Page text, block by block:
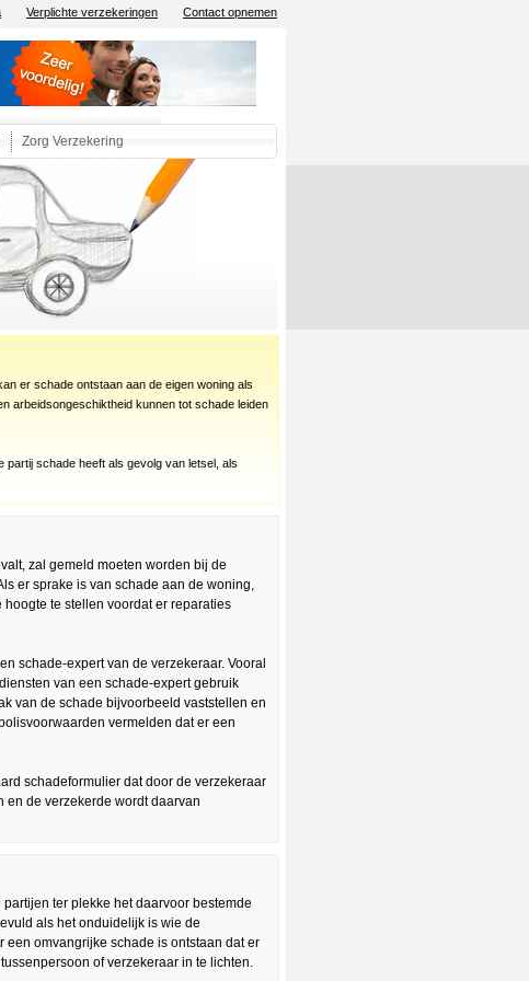
Verplichte verzekeringen Contact opnemen
Zorg Verzekering
er schade ontstaan aan de eigen woning als
arbeidsongeschiktheid kunnen tot schade leiden
schade heeft als gevolg van letsel, als
zal gemeld moeten worden bij de
er sprake is van schade aan de woning,
te stellen voordat er reparaties
schade-expert van de verzekeraar. Vooral
van een schade-expert gebruik
van de schade bijvoorbeeld vaststellen en
vermelden dat er een
schadeformulier dat door de verzekeraar
en de verzekerde wordt daarvan
ter plekke het daarvoor bestemde
als het onduidelijk is wie de
omvangrijke schade is ontstaan dat er
of verzekeraar in te lichten.